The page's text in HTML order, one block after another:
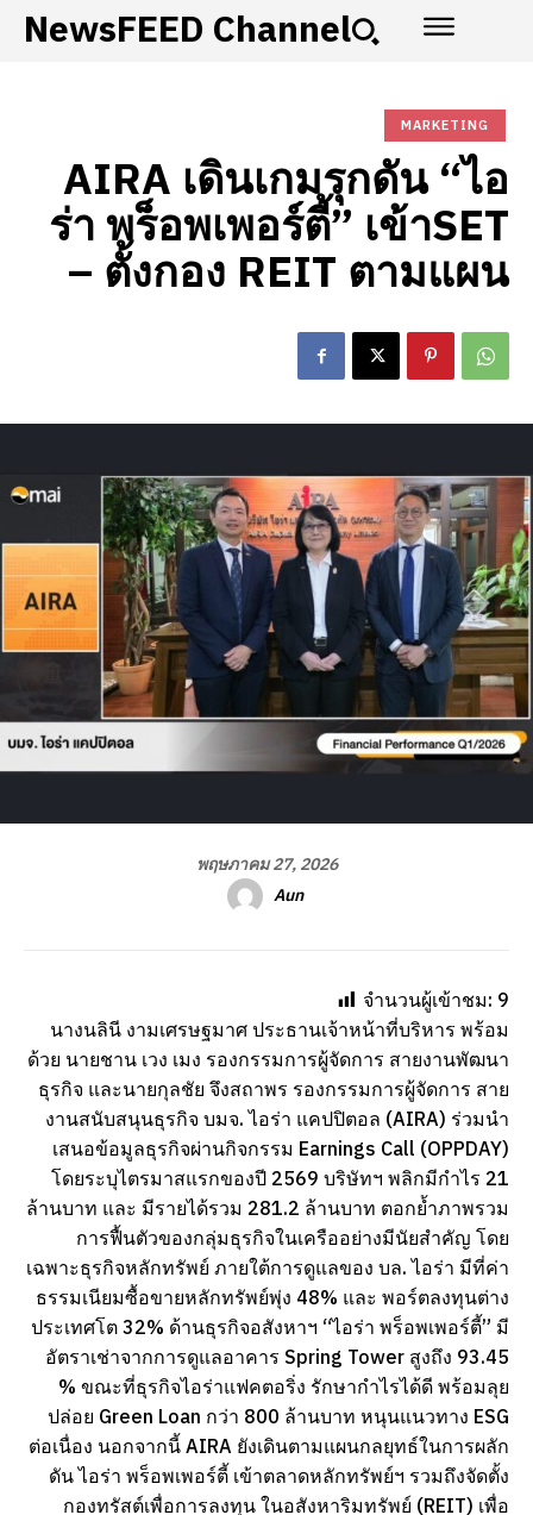
NewsFEED Channel
MARKETING
AIRA เดินเกมรุกดัน “ไอ
ร่า พร็อพเพอร์ตี้” เข้าSET
– ตั้งกอง REIT ตามแผน
พฤษภาคม 27, 2026
Aun
จำนวนผู้เข้าชม: 9
นางนลินี งามเศรษฐมาศ ประธานเจ้าหน้าที่บริหาร พร้อม
ด้วย นายชาน เวง เมง รองกรรมการผู้จัดการ สายงานพัฒนา
ธุรกิจ และนายกุลชัย จึงสถาพร รองกรรมการผู้จัดการ สาย
งานสนับสนุนธุรกิจ บมจ. ไอร่า แคปปิตอล (AIRA) ร่วมนำ
เสนอข้อมูลธุรกิจผ่านกิจกรรม Earnings Call (OPPDAY)
โดยระบุไตรมาสแรกของปี 2569 บริษัทฯ พลิกมีกำไร 21
ล้านบาท และ มีรายได้รวม 281.2 ล้านบาท ตอกย้ำภาพรวม
การฟื้นตัวของกลุ่มธุรกิจในเครืออย่างมีนัยสำคัญ โดย
เฉพาะธุรกิจหลักทรัพย์ ภายใต้การดูแลของ บล. ไอร่า มีที่ค่า
ธรรมเนียมซื้อขายหลักทรัพย์พุ่ง 48% และ พอร์ตลงทุนต่าง
ประเทศโต 32% ด้านธุรกิจอสังหาฯ “ไอร่า พร็อพเพอร์ตี้” มี
อัตราเช่าจากการดูแลอาคาร Spring Tower สูงถึง 93.45
% ขณะที่ธุรกิจไอร่าแฟคตอริ่ง รักษากำไรได้ดี พร้อมลุย
ปล่อย Green Loan กว่า 800 ล้านบาท หนุนแนวทาง ESG
ต่อเนื่อง นอกจากนี้ AIRA ยังเดินตามแผนกลยุทธ์ในการผลัก
ดัน ไอร่า พร็อพเพอร์ตี้ เข้าตลาดหลักทรัพย์ฯ รวมถึงจัดตั้ง
กองทรัสต์เพื่อการลงทุน ในอสังหาริมทรัพย์ (REIT) เพื่อ